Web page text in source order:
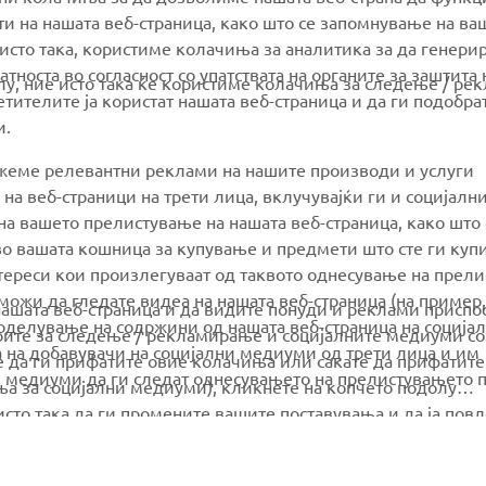
Yamaha Racing
Yamaha Motor Global
Book Maintenance
Dealer locator
Management of Waste
на нашата веб-страница, како што се запомнување на
така, користиме колачиња за аналитика за да
во согласност со упатствата на органите за заштита
ја користат нашата веб-страница и да ги
ние исто така ќе користиме колачиња за следење /
релевантни реклами на нашите производи и услуги
веб-страници на трети лица, вклучувајќи ги и
вашето прелистување на нашата веб-страница, како што
вашата кошница за купување и предмети што сте ги
кои произлегуваат од таквото однесување на
да гледате видеа на нашата веб-страница (на
на содржини од нашата веб-страница на
добавувачи на социјални медиуми од трети лица и им
да ги следат однесувањето на прелистувањето
веб-страница и да видите понуди и реклами
за следење / рекламирање и социјалните медиуми со
ги прифатите овие колачиња или сакате да
за социјални медиуми), кликнете на копчето подолу
така да ги промените вашите поставувања и да ја